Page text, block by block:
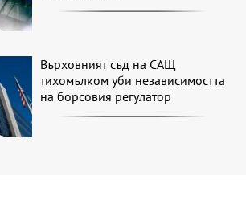
Върховният съд на САЩ
тихомълком уби независимостта
на борсовия регулатор